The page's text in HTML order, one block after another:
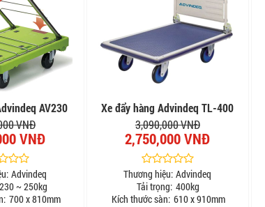
AV230
VNĐ
VNĐ
Advindeq
230 ~ 250kg
700 x 810mm
Xe đẩy hàng Advindeq TL-400
3,090,000 VNĐ
2,750,000 VNĐ
Thương hiệu: Advindeq
Tải trọng: 400kg
Kích thước sàn: 610 x 910mm